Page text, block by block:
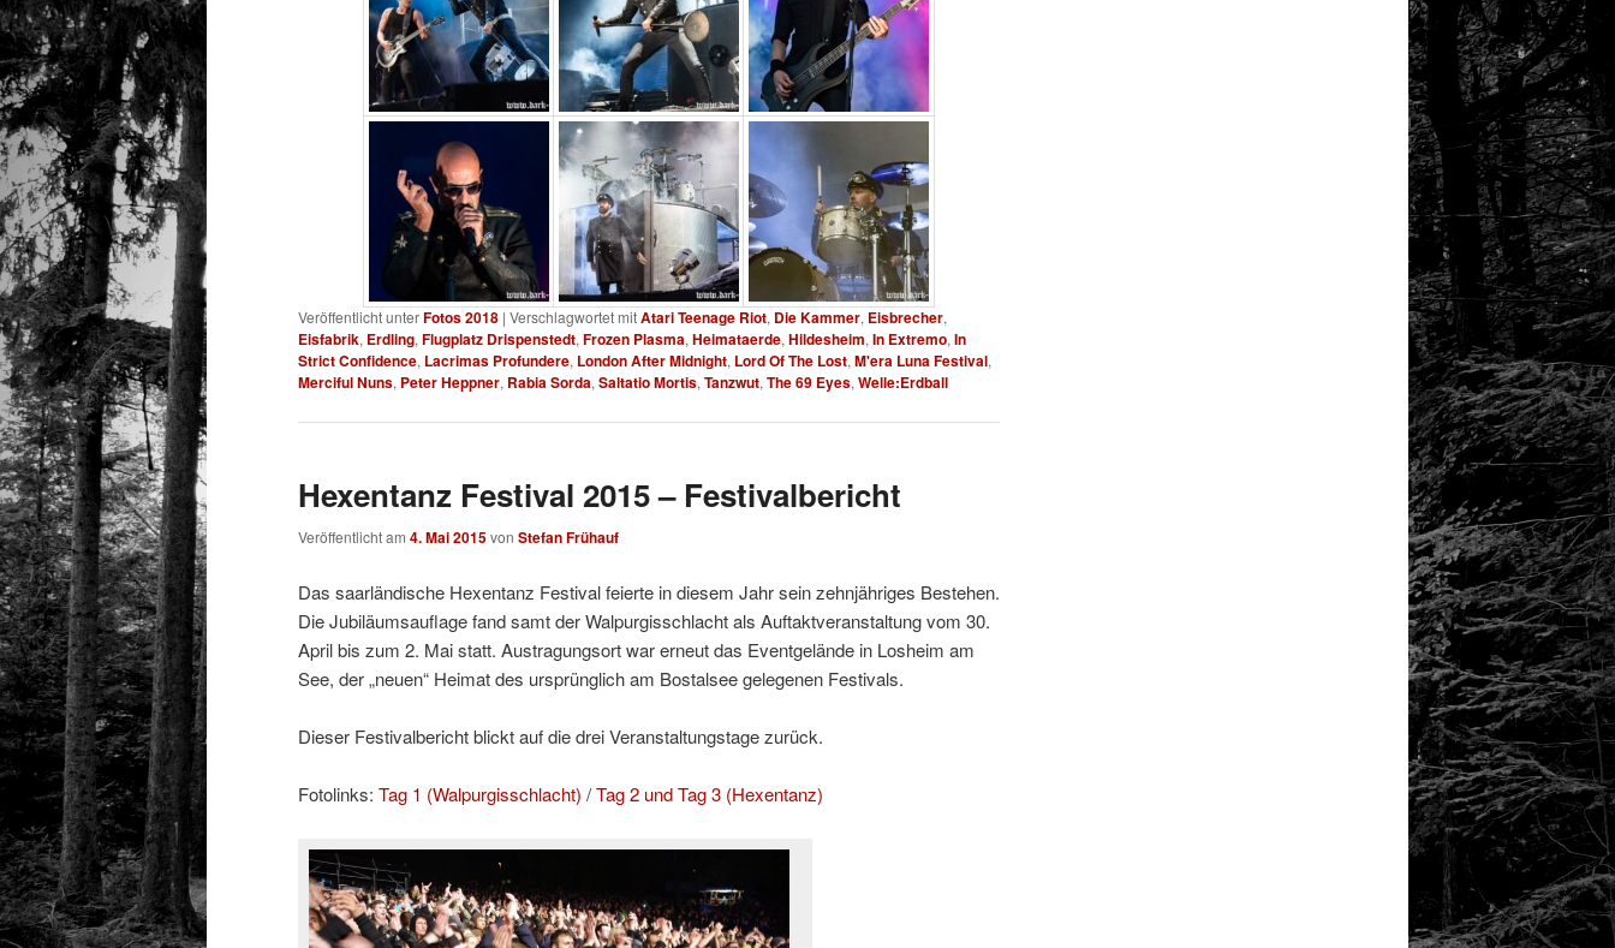
Veröffentlicht unterFotos 2018 | Verschlagwortet mitAtari Teenage Riot, Die Kammer, Eisbrecher,
Eisfabrik, Erdling, Flugplatz Drispenstedt, Frozen Plasma, Heimataerde, Hildesheim, In Extremo, In
Strict Confidence, Lacrimas Profundere, London After Midnight, Lord Of The Lost, M'era Luna Festival,
Merciful Nuns, Peter Heppner, Rabia Sorda, Saltatio Mortis, Tanzwut, The 69 Eyes, Welle:Erdball
Hexentanz Festival 2015 – Festivalbericht
Veröffentlicht am 4. Mai 2015von Stefan Frühauf
Das saarländische Hexentanz Festival feierte in diesem Jahr sein zehnjähriges Bestehen.
Die Jubiläumsauflage fand samt der Walpurgisschlacht als Auftaktveranstaltung vom 30.
April bis zum 2. Mai statt. Austragungsort war erneut das Eventgelände in Losheim am
See, der „neuen“ Heimat des ursprünglich am Bostalsee gelegenen Festivals.
Dieser Festivalbericht blickt auf die drei Veranstaltungstage zurück.
Fotolinks: Tag 1 (Walpurgisschlacht) /Tag 2 und Tag 3 (Hexentanz)